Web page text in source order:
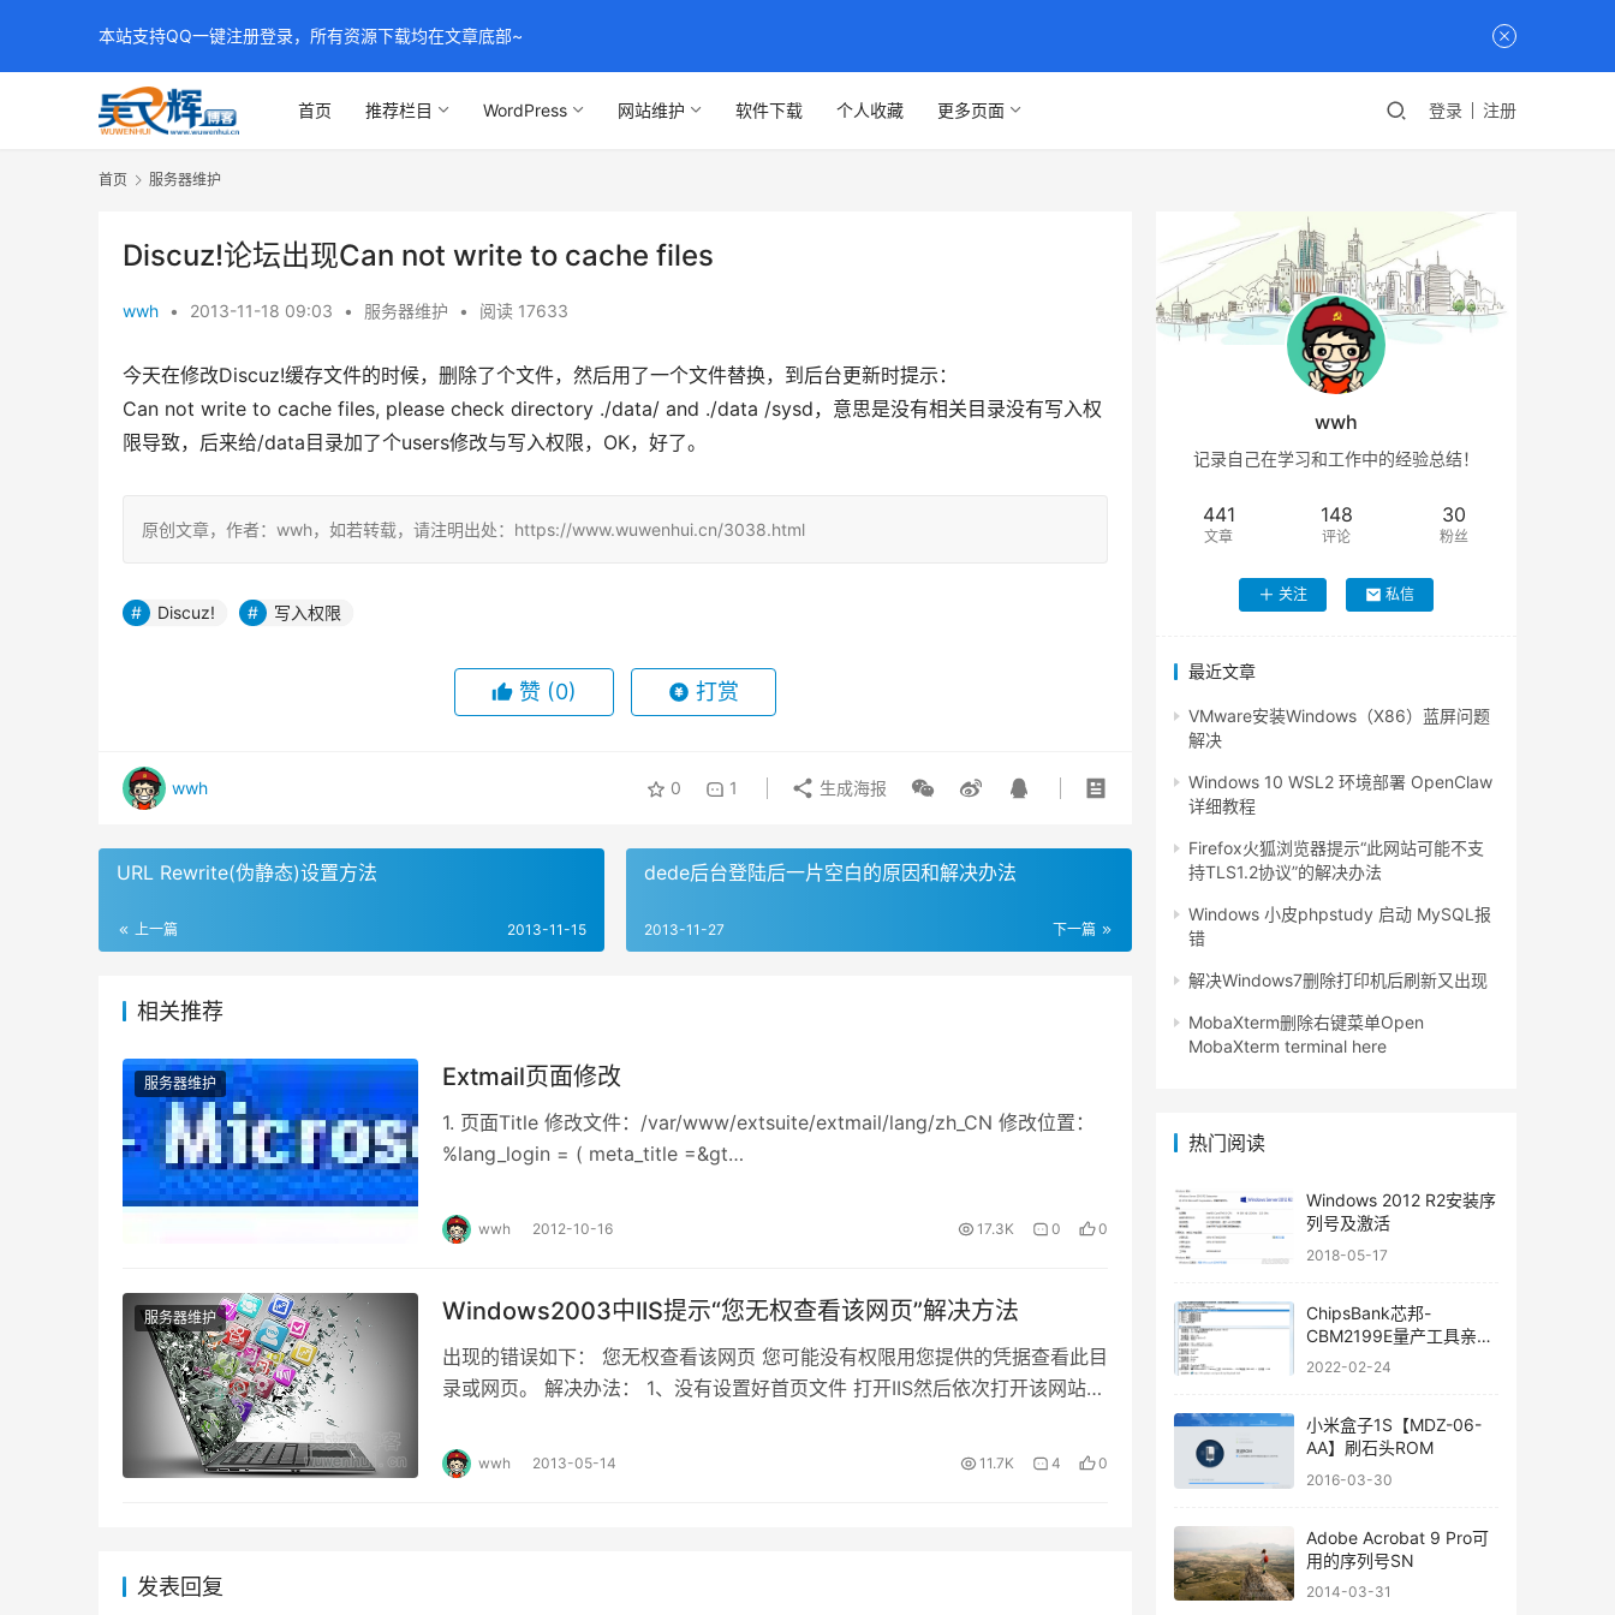
首页 推荐栏目 WordPress 网站维护 软件下载 个人收藏 更多页面 登录 注册
首页 服务器维护
Discuz!论坛出现Can not write to cache files
wwh • 2013-11-18 09:03 • 服务器维护 • 阅读 17633
今天在修改Discuz!缓存文件的时候，删除了个文件，然后用了一个文件替换，到后台更新时提示：
Can not write to cache files, please check directory ./data/ and ./data /sysd，意思是没有相关目录没有写入权
限导致，后来给/data目录加了个users修改与写入权限，OK，好了。
原创文章，作者：wwh，如若转载，请注明出处：https://www.wuwenhui.cn/3038.html
Discuz! 写入权限
赞 (0) 打赏
wwh 0 1 生成海报
URL Rewrite(伪静态)设置方法
上一篇 2013-11-15
dede后台登陆后一片空白的原因和解决办法
下一篇
2013-11-27
相关推荐
服务器维护 Extmail页面修改
1. 页面Title 修改文件：/var/www/extsuite/extmail/lang/zh_CN 修改位置：
%lang_login = ( meta_title =&gt…
wwh 2012-10-16 17.3K 0 0
服务器维护 Windows2003中IIS提示“您无权查看该网页”解决方法
出现的错误如下： 您无权查看该网页 您可能没有权限用您提供的凭据查看此目
录或网页。 解决办法： 1、没有设置好首页文件 打开IIS然后依次打开该网站的
wwh 2013-05-14 11.7K 4 0
发表回复
wwh
记录自己在学习和工作中的经验总结！
441
文章
148
评论
30
粉丝
关注 私信
最近文章
VMware安装Windows（X86）蓝屏问题
解决
Windows 10 WSL2 环境部署 OpenClaw
详细教程
Firefox火狐浏览器提示“此网站可能不支
持TLS1.2协议”的解决办法
Windows 小皮phpstudy 启动 MySQL报
错
解决Windows7删除打印机后刷新又出现
MobaXterm删除右键菜单Open
MobaXterm terminal here
热门阅读
Windows 2012 R2安装序
列号及激活
2018-05-17
ChipsBank芯邦-
CBM2199E量产工具亲测
可用
2022-02-24
小米盒子1S【MDZ-06-
AA】刷石头ROM
2016-03-30
Adobe Acrobat 9 Pro可
用的序列号SN
2014-03-31
本站支持QQ一键注册登录，所有资源下载均在文章底部~